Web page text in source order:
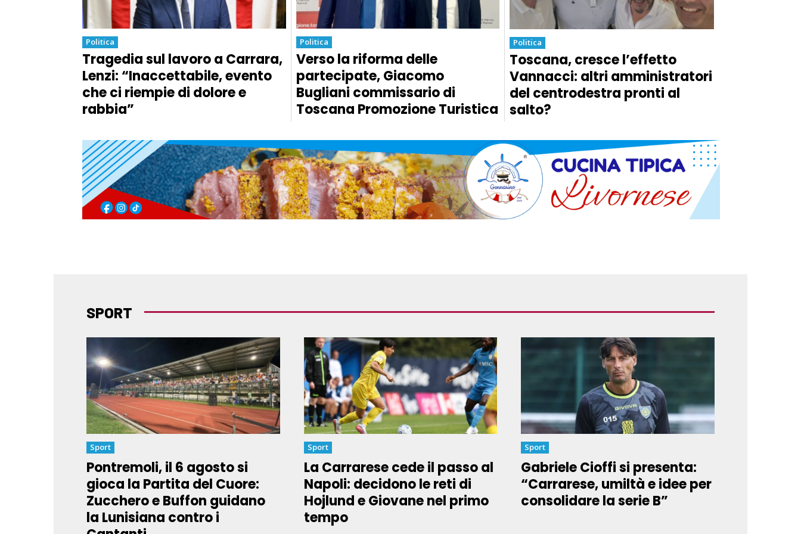
Politica
Tragedia sul lavoro a Carrara,
Lenzi: “Inaccettabile, evento
che ci riempie di dolore e
rabbia”
Politica
Verso la riforma delle
partecipate, Giacomo
Bugliani commissario di
Toscana Promozione Turistica
Politica
Toscana, cresce l’effetto
Vannacci: altri amministratori
del centrodestra pronti al
salto?
SPORT
Sport
Pontremoli, il 6 agosto si
gioca la Partita del Cuore:
Zucchero e Buffon guidano
la Lunisiana contro i
Sport
La Carrarese cede il passo al
Napoli: decidono le reti di
Hojlund e Giovane nel primo
tempo
Sport
Gabriele Cioffi si presenta:
“Carrarese, umiltà e idee per
consolidare la serie B”